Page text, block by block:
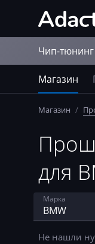
Чип-тюнинг
Магазин
Магазин /
для
Марка
Acura
Не нашли